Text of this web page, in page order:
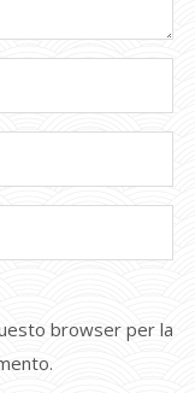
browser per la